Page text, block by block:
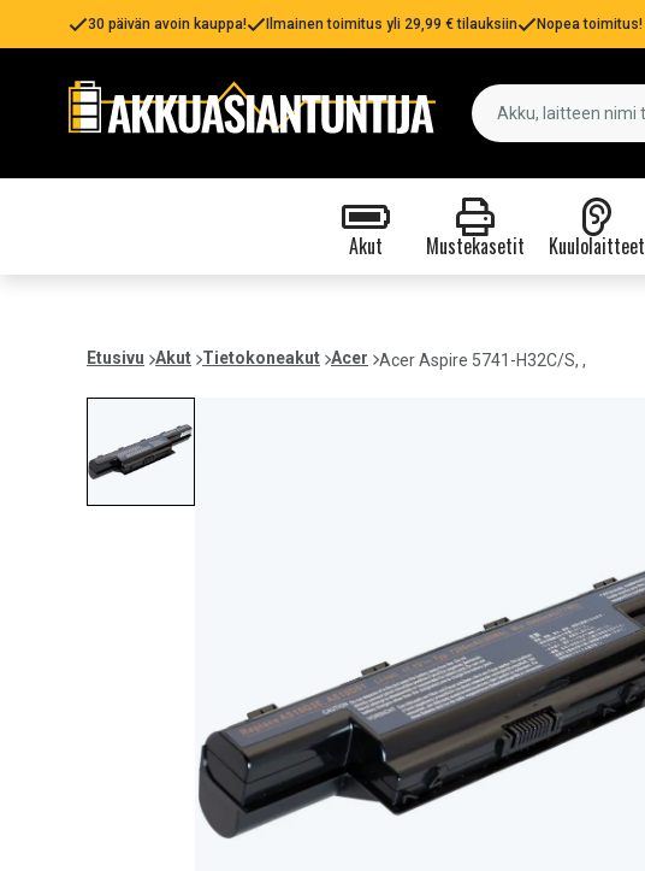
30 päivän avoin kauppa! Ilmainen toimitus yli 29,99 € tilauksiin Nopea toimitus!
Akut Mustekasetit Kuulolaitteet
Etusivu Akut Tietokoneakut Acer Acer Aspire 5741-H32C/S, ,